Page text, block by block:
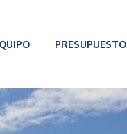
PRESUPUESTO